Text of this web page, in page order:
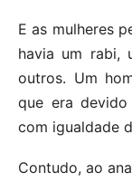
E as mulheres
havia um rabi,
outros. Um
que era
com igualdade
Contudo, ao